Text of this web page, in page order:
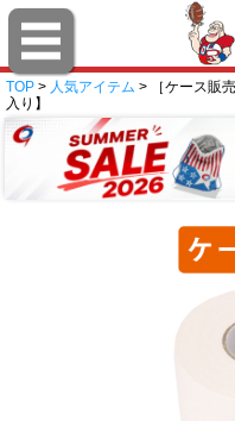
TOP > 人気アイテム > ［ケース販
入り】